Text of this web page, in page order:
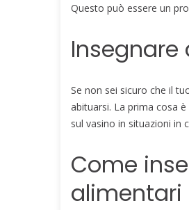
Questo può essere un
Se non sei sicuro che il
abituarsi. La prima cosa
sul vasino in situazioni in
Come
alimentari